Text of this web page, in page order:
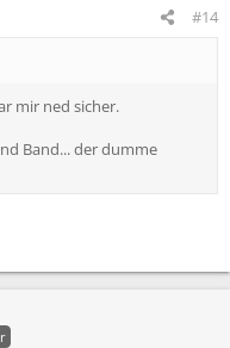
#14
mir ned sicher.
Band... der dumme